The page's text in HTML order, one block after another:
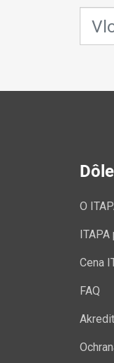
O
ITAPA
Cena
FAQ